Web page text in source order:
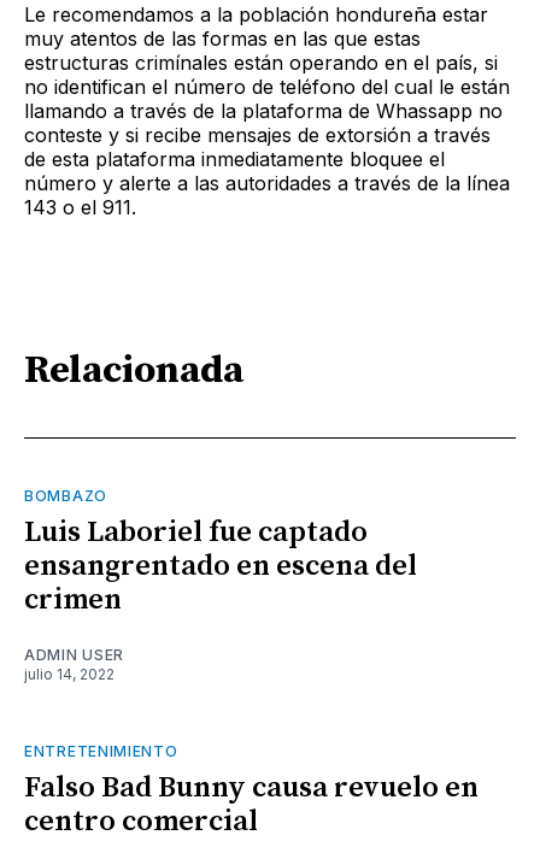
Le recomendamos a la población hondureña estar
muy atentos de las formas en las que estas
estructuras crimínales están operando en el país, si
no identifican el número de teléfono del cual le están
llamando a través de la plataforma de Whassapp no
conteste y si recibe mensajes de extorsión a través
de esta plataforma inmediatamente bloquee el
número y alerte a las autoridades a través de la línea
143 o el 911.
Relacionada
BOMBAZO
Luis Laboriel fue captado
ensangrentado en escena del
crimen
ADMIN USER
julio 14, 2022
ENTRETENIMIENTO
Falso Bad Bunny causa revuelo en
centro comercial